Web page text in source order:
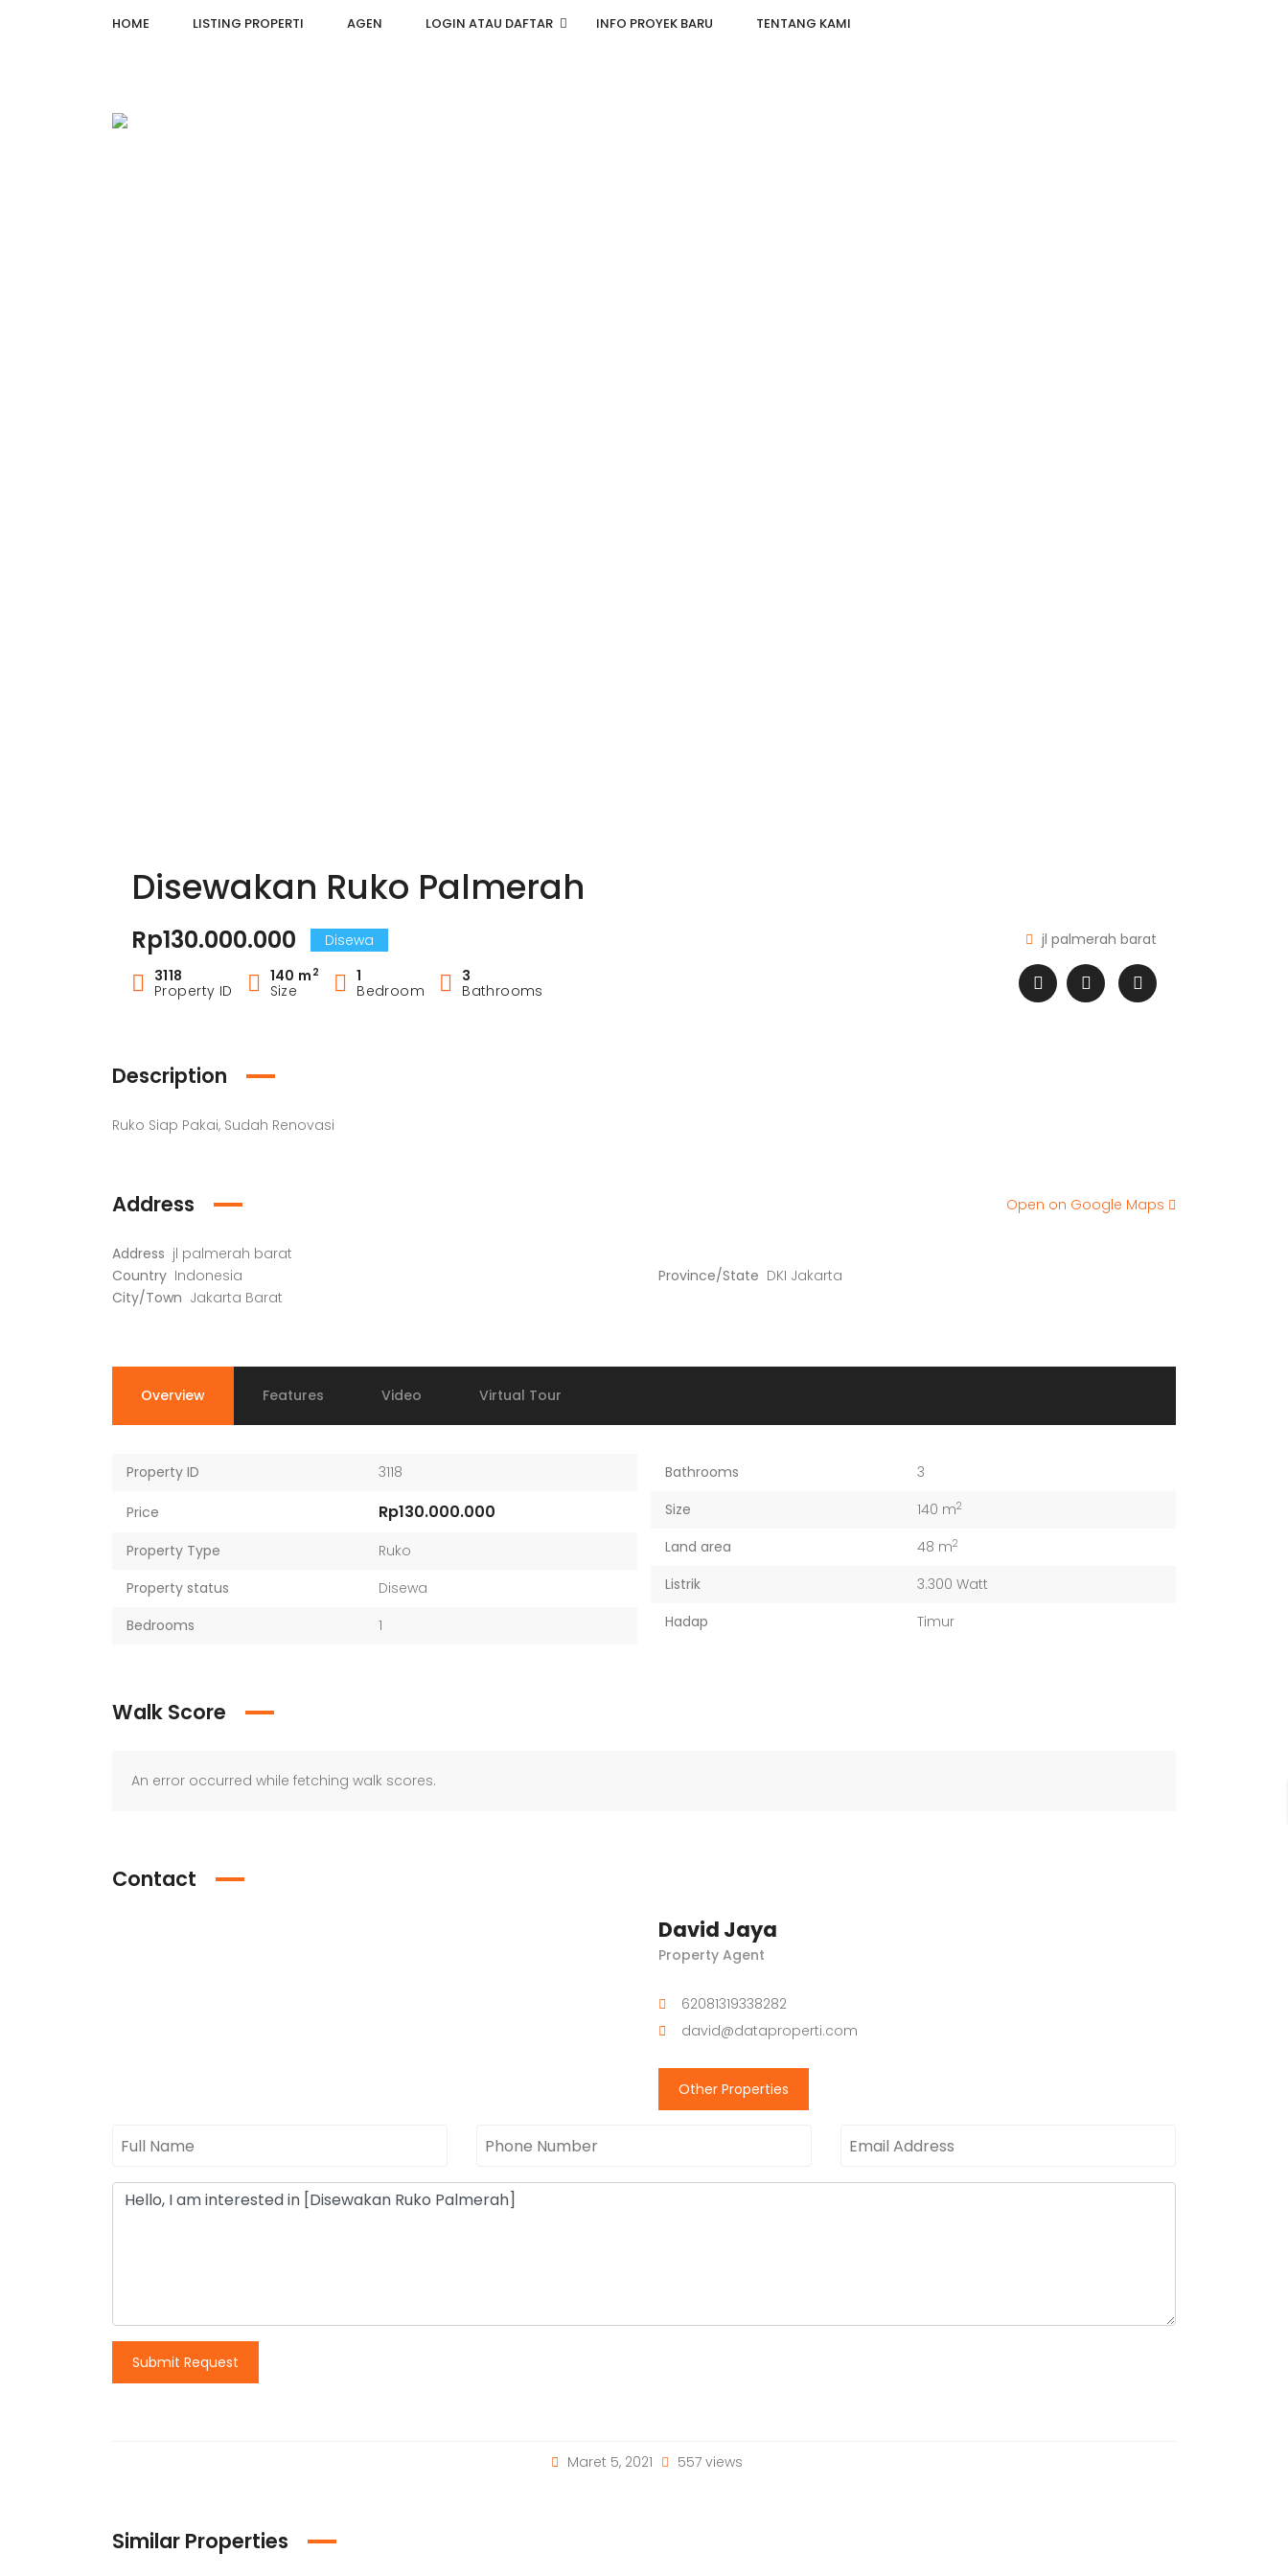
HOME LISTING PROPERTI AGEN LOGIN ATAU DAFTAR INFO PROYEK BARU TENTANG KAMI
Disewakan Ruko Palmerah
Rp130.000.000 Disewa
jl palmerah barat
3118
Property ID
140 m 2
Size
1
Bedroom
3
Bathrooms
Description
Ruko Siap Pakai, Sudah Renovasi
Address
Address jl palmerah barat
Country Indonesia Province/State DKI Jakarta
City/Town Jakarta Barat
Open on Google Maps
Overview Features Video Virtual Tour
Property ID 3118
Price Rp130.000.000
Property Type
Ruko
Property status
Disewa
Bedrooms
1
Bathrooms
3
Size
140 m2
Land area 48 m2
Listrik
3.300 Watt
Hadap
Timur
Walk Score
An error occurred while fetching walk scores.
Contact
David Jaya
Property Agent
62081319338282
david@dataproperti.com
Other Properties
Submit Request
Maret 5, 2021 557 views
Similar Properties